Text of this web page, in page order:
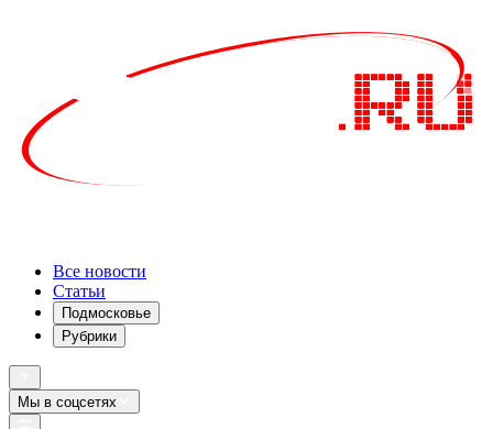
Все новости
Статьи
Подмосковье
Рубрики
Мы в соцсетях